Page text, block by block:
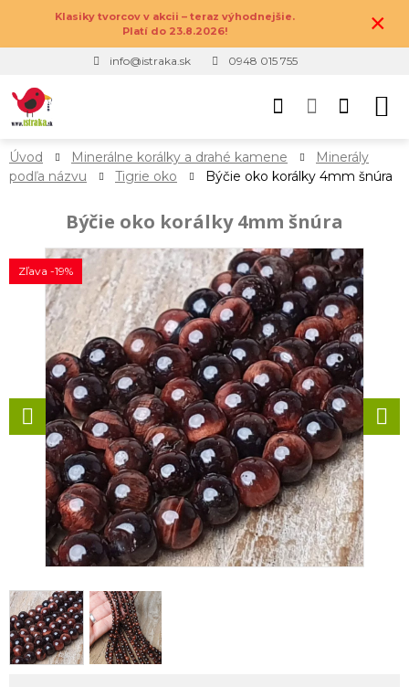
Klasiky tvorcov v akcii – teraz výhodnejšie.
Platí do 23.8.2026!
×
info@istraka.sk 0948 015 755
Úvod Minerálne korálky a drahé kamene
Minerály
podľa názvu
Tigrie oko Býčie oko korálky 4mm šnúra
Býčie oko korálky 4mm šnúra
Zľava -19%